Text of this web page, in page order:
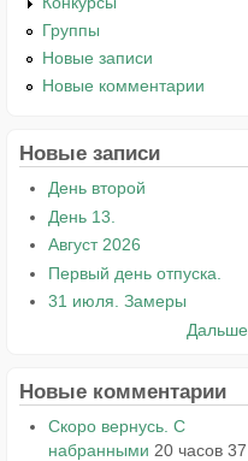
Группы
Новые записи
Новые комментарии
Новые записи
День второй
День 13.
Август 2026
Первый день отпуска.
31 июля. Замеры
Дальше
Новые комментарии
Скоро вернусь. С
набранными 20 часов 37